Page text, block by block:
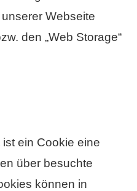
Webseite
den „Web Storage“
ein Cookie eine
über besuchte
können in